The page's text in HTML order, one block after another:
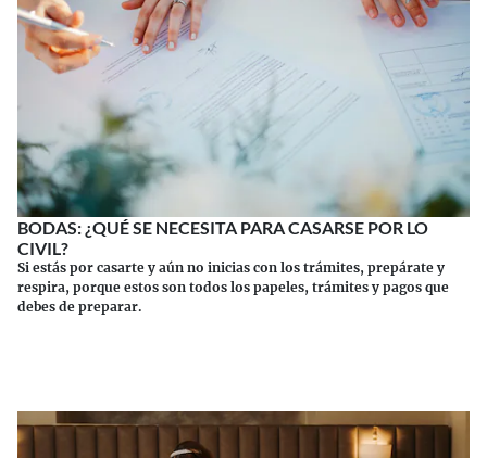
BODAS: ¿QUÉ SE NECESITA PARA CASARSE POR LO
CIVIL?
Si estás por casarte y aún no inicias con los trámites, prepárate y
respira, porque estos son todos los papeles, trámites y pagos que
debes de preparar.